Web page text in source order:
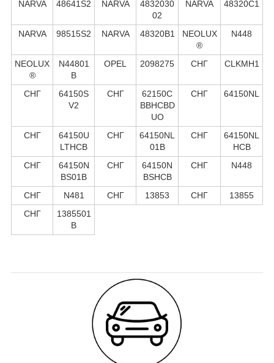
NARVA 48641S2 NARVA
4832030
02
NARVA 48320C1
NARVA 98515S2 NARVA 48320B1
NEOLUX
®
N448
NEOLUX
®
N44801
B
OPEL 2098275 СНГ CLKMH1
СНГ
64150S
V2
СНГ
62150C
BBHCBD
UO
СНГ 64150NL
СНГ
64150U
LTHCB
СНГ
64150NL
01B
СНГ
64150NL
HCB
СНГ
64150N
BS01B
СНГ
64150N
BSHCB
СНГ N448
СНГ N481 СНГ 13853 СНГ
13855
СНГ
1385501
B